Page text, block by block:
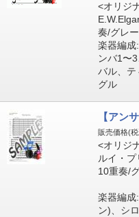
<オリジ
奏/グレ
楽器編成
ンバ1〜
バル、テ
グル
【アン
販売価格(
<オリジ
ルイ・
10重奏/
楽器編成
ン)、シ